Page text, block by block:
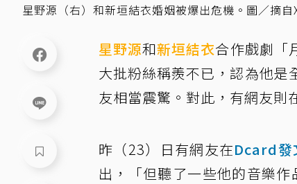
星野源（右）和新垣結衣婚姻被爆出危機。圖／摘自
星野源和新垣結衣合作戲劇「
大批粉絲稱羨不已，認為他是
友相當震驚。對此，有網友則
昨（23）日有網友在Dcard發
出，「但聽了一些他的音樂